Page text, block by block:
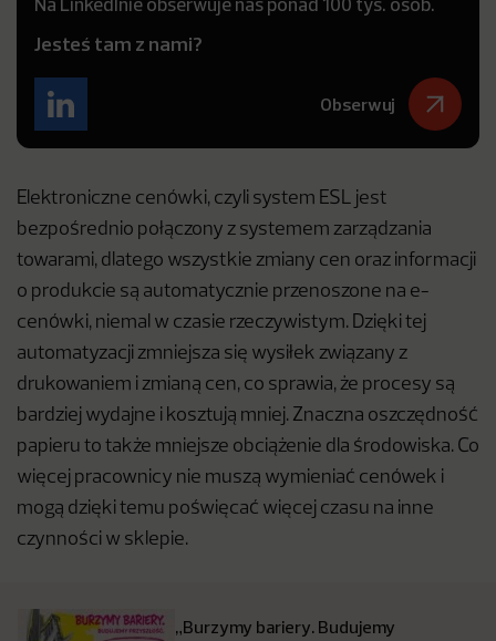
Jesteś tam z nami?
Obserwuj
Elektroniczne cenówki, czyli system ESL jest
bezpośrednio połączony z systemem zarządzania
towarami, dlatego wszystkie zmiany cen oraz informacji
o produkcie są automatycznie przenoszone na e-
cenówki, niemal w czasie rzeczywistym. Dzięki tej
automatyzacji zmniejsza się wysiłek związany z
drukowaniem i zmianą cen, co sprawia, że procesy są
bardziej wydajne i kosztują mniej. Znaczna oszczędność
papieru to także mniejsze obciążenie dla środowiska. Co
więcej pracownicy nie muszą wymieniać cenówek i
mogą dzięki temu poświęcać więcej czasu na inne
czynności w sklepie.
„Burzymy bariery. Budujemy